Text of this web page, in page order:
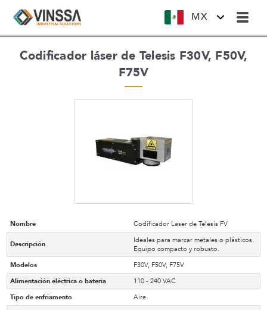
MX
Codificador láser de Telesis F30V, F50V,
F75V
Nombre Codificador Laser de Telesis FV
Descripción
Ideales para marcar metales o plásticos.
Equipo compacto y robusto.
Modelos
F30V, F50V, F75V
Alimentación eléctrica o bateria
110 - 240 VAC
Tipo de enfriamento
Aire